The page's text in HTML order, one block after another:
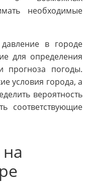
необходимые
в городе
для определения
прогноза погоды.
условия города, а
вероятность
соответствующие